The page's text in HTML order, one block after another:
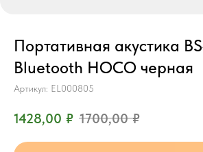
Портативная акустика
Bluetooth HOCO черная
Артикул: EL000805
1428,00 ₽ 1700,00 ₽